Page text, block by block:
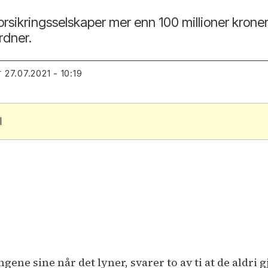
mer enn 100 millioner
27.07.2021 - 10:19
sine når det lyner, svarer to av ti at de aldri